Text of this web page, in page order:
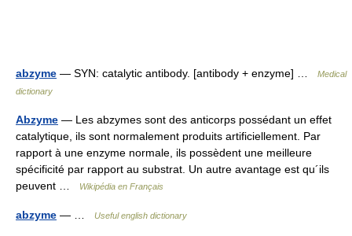
abzyme — SYN: catalytic antibody. [antibody + enzyme] …
Medical
dictionary
Abzyme — Les abzymes sont des anticorps possédant un effet
catalytique, ils sont normalement produits artificiellement. Par
rapport à une enzyme normale, ils possèdent une meilleure
spécificité par rapport au substrat. Un autre avantage est qu´ils
peuvent …
Wikipédia en Français
abzyme — … Useful english dictionary